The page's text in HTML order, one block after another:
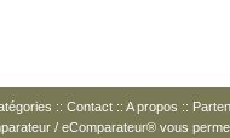
:: Contact :: A propos ::
/ eComparateur® vous